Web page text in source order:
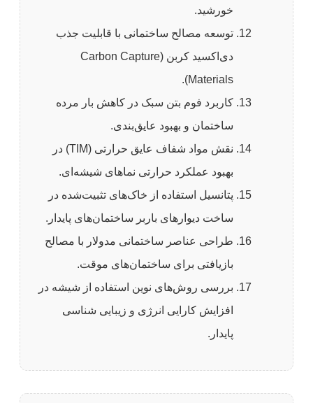
خورشید.
توسعه مصالح ساختمانی با قابلیت جذب
دی‌اکسید کربن (Carbon Capture
Materials).
کاربرد فوم بتن سبک در کاهش بار مرده
ساختمان و بهبود عایق‌بندی.
نقش مواد شفاف عایق حرارتی (TIM) در
بهبود عملکرد حرارتی نماهای شیشه‌ای.
پتانسیل استفاده از خاک‌های تثبیت‌شده در
ساخت دیوارهای باربر ساختمان‌های پایدار.
طراحی عناصر ساختمانی مدولار با مصالح
بازیافتی برای ساختمان‌های موقت.
بررسی روش‌های نوین استفاده از شیشه در
افزایش کارایی انرژی و زیبایی شناسی
پایدار.